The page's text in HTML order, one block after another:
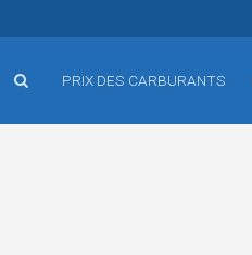
PRIX DES CARBURANTS